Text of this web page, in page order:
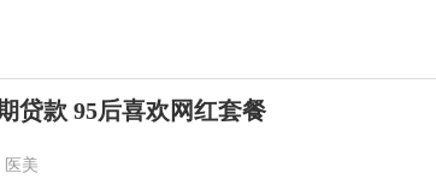
贷款 95后喜欢网红套餐
医美